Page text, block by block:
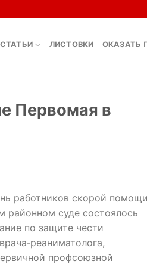
СТАТЬИ ЛИСТОВКИ ОКАЗАТЬ
Первомая в
работников скорой
районном суде состоялось
по защите чести
профсоюзной